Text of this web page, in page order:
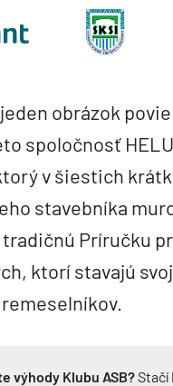
obrázok
spoločnosť
v šiestich
stavebníka
tradičnú Príručku
ktorí stavajú
výhody Klubu ASB?Stačí